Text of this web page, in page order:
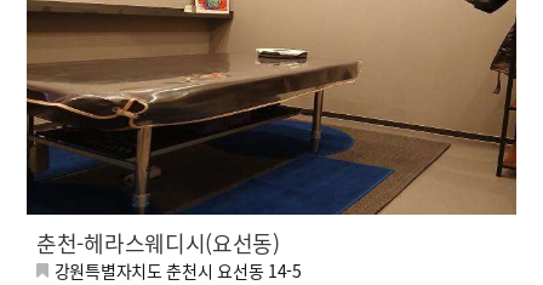
춘천-헤라스웨디시(요선동)
강원특별자치도 춘천시 요선동 14-5